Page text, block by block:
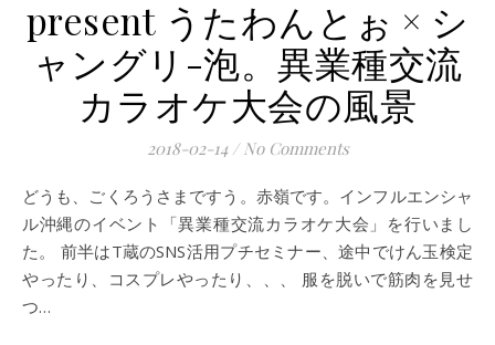
present うたわんとぉ × シ
ャングリ-泡。異業種交流
カラオケ大会の風景
2018-02-14 / No Comments
どうも、ごくろうさまですう。赤嶺です。インフルエンシャ
ル沖縄のイベント「異業種交流カラオケ大会」を行いまし
た。 前半はT蔵のSNS活用プチセミナー、途中でけん玉検定
やったり、コスプレやったり、、、 服を脱いで筋肉を見せ
つ…